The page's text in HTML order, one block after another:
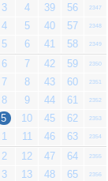
3 4 39 56 2347
4 5 40 57 2348
5 6 41 58 2349
6 7 42 59 2350
7 8 43 60 2351
8 9 44 61 2352
5 10 45 62 2353
1 11 46 63 2354
2 12 47 64 2355
3 13 48 65 2356